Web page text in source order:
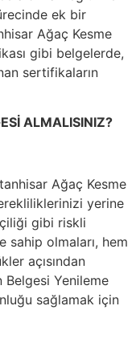
ek bir
Ağaç Kesme
gibi belgelerde,
sertifikaların
ALMALISINIZ?
Ağaç Kesme
yerine
gibi riskli
sahip olmaları, hem
açısından
Belgesi Yenileme
sağlamak için